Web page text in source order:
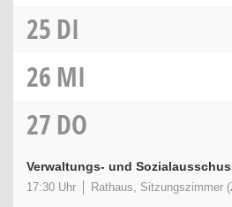
25 DI
26 MI
27 DO
Verwaltungs- und
17:30 Uhr Rathaus, Sitzungszimmer